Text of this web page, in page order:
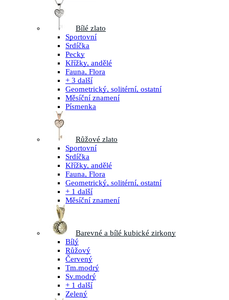
Bílé zlato
Sportovní
Srdíčka
Pecky
Křížky, andělé
Fauna, Flora
+ 3 další
Geometrický, solitérní, ostatní
Měsíční znamení
Písmenka
Růžové zlato
Sportovní
Srdíčka
Křížky, andělé
Fauna, Flora
Geometrický, solitérní, ostatní
+ 1 další
Měsíční znamení
Barevné a bílé kubické zirkony
Bílý
Růžový
Červený
Tm.modrý
Sv.modrý
+ 1 další
Zelený